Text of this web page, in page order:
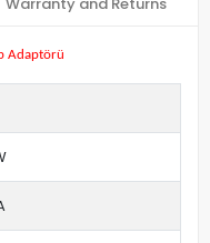
Adaptörü